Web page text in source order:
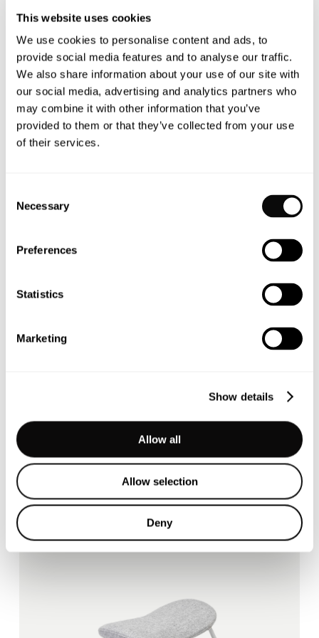
This website uses cookies
We use cookies to personalise content and ads, to
provide social media features and to analyse our traffic.
We also share information about your use of our site with
our social media, advertising and analytics partners who
may combine it with other information that you’ve
provided to them or that they’ve collected from your use
of their services.
Selection
Necessary
Preferences
Statistics
Marketing
Show details
Allow all
Allow selection
Deny
26. November 2025
Aktives Sitzen
im Büro:
Rückenschmerzen
Fokus steigern
Rückenschmerzen
bleiben Man sagt, Sitzen
uns gibt es kaum eine
Ergonomic active chairs by
Muista